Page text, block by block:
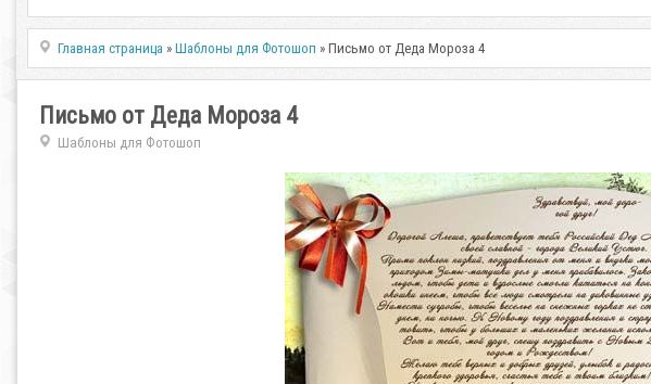
Главная страница »Шаблоны для Фотошоп » Письмо от Деда Мороза 4
Письмо от Деда Мороза 4
Шаблоны для Фотошоп